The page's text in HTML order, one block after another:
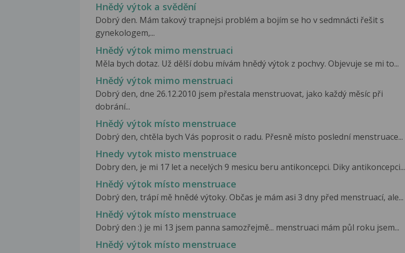
Hnědý výtok a svědění
Dobrý den. Mám takový trapnejsi problém a bojím se ho v sedmnácti řešit s
gynekologem,...
Hnědý výtok mimo menstruaci
Měla bych dotaz. Už dělší dobu mívám hnědý výtok z pochvy. Objevuje se mi to...
Hnědý výtok mimo menstruaci
Dobrý den, dne 26.12.2010 jsem přestala menstruovat, jako každý měsíc při
dobrání...
Hnědý výtok místo menstruace
Dobrý den, chtěla bych Vás poprosit o radu. Přesně místo poslední menstruace...
Hnedy vytok misto menstruace
Dobry den, je mi 17 let a necelých 9 mesicu beru antikoncepci. Diky antikoncepci...
Hnědý výtok místo menstruace
Dobrý den, trápí mě hnědé výtoky. Občas je mám asi 3 dny před menstruací, ale...
Hnědý výtok místo menstruace
Dobrý den :) je mi 13 jsem panna samozřejmě... menstruaci mám půl roku jsem...
Hnědý výtok místo menstruace